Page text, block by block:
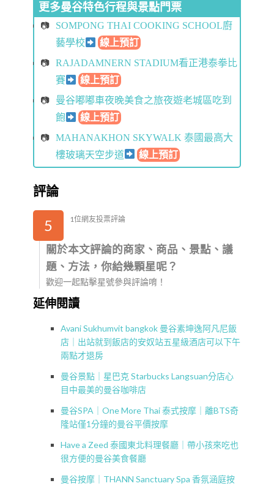
更多曼谷特色行程與景點門票
SOMPONG THAI COOKING SCHOOL廚
藝學校
線上預訂
RAJADAMNERN STADIUM看正港泰拳比
賽
線上預訂
曼谷嘟嘟車夜晚美食之旅夜遊老城區吃到
飽
線上預訂
MAHANAKHON SKYWALK 泰國最高大
樓玻璃天空步道
線上預訂
評論
5 1位網友投票評論
關於本文評論的商家、商品、景點、議
題、方法，你給幾顆星呢？
歡迎一起點擊星號參與評論唷！
延伸閱讀
Avani Sukhumvit bangkok 曼谷素坤逸阿凡尼飯
店｜出站就到飯店的安奴站五星級酒店可以下午
兩點才退房
曼谷景點｜星巴克 Starbucks Langsuan分店心
目中最美的曼谷咖啡店
曼谷SPA｜One More Thai 泰式按摩｜離BTS奇
隆站僅1分鐘的曼谷平價按摩
Have a Zeed 泰國東北料理餐廳｜帶小孩來吃也
很方便的曼谷美食餐廳
曼谷按摩｜THANN Sanctuary Spa 香氛涵庭按